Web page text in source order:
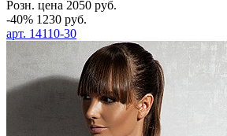
Розн. цена 2050 руб.
-40% 1230 руб.
арт. 14110-30